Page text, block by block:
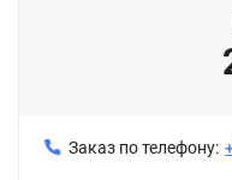
Заказ по телефону: